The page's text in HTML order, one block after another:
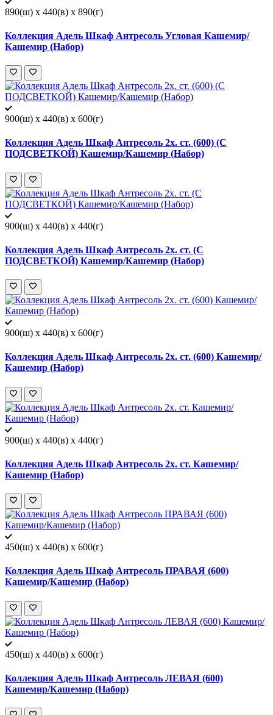
890(ш) x 440(в) x 890(г)
Коллекция Адель Шкаф Антресоль Угловая Кашемир/
Кашемир (Набор)
900(ш) x 440(в) x 600(г)
Коллекция Адель Шкаф Антресоль 2х. ст. (600) (С
ПОДСВЕТКОЙ) Кашемир/Кашемир (Набор)
900(ш) x 440(в) x 440(г)
Коллекция Адель Шкаф Антресоль 2х. ст. (С
ПОДСВЕТКОЙ) Кашемир/Кашемир (Набор)
900(ш) x 440(в) x 600(г)
Коллекция Адель Шкаф Антресоль 2х. ст. (600) Кашемир/
Кашемир (Набор)
900(ш) x 440(в) x 440(г)
Коллекция Адель Шкаф Антресоль 2х. ст. Кашемир/
Кашемир (Набор)
450(ш) x 440(в) x 600(г)
Коллекция Адель Шкаф Антресоль ПРАВАЯ (600)
Кашемир/Кашемир (Набор)
450(ш) x 440(в) x 600(г)
Коллекция Адель Шкаф Антресоль ЛЕВАЯ (600)
Кашемир/Кашемир (Набор)